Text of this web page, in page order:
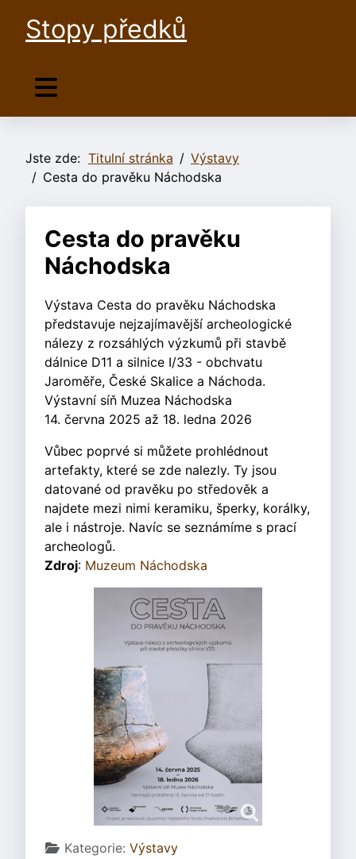
Stopy předků
Jste zde: Titulní stránka
Výstavy
Cesta do pravěku Náchodska
Cesta do pravěku
Náchodska
Výstava Cesta do pravěku Náchodska
představuje nejzajímavější archeologické
nálezy z rozsáhlých výzkumů při stavbě
dálnice D11 a silnice I/33 - obchvatu
Jaroměře, České Skalice a Náchoda.
Výstavní síň Muzea Náchodska
14. června 2025 až 18. ledna 2026
Vůbec poprvé si můžete prohlédnout
artefakty, které se zde nalezly. Ty jsou
datované od pravěku po středověk a
najdete mezi nimi keramiku, šperky, korálky,
ale i nástroje. Navíc se seznámíme s prací
archeologů.
Zdroj: Muzeum Náchodska
Základní údaje
Kategorie: Výstavy